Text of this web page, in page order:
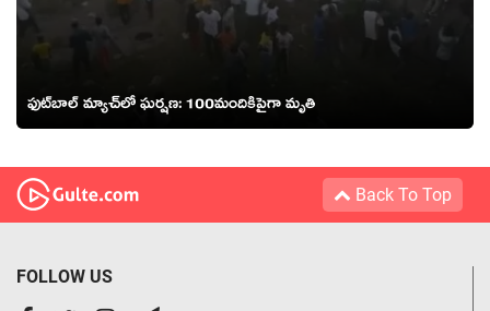
ఫుట్‌బాల్ మ్యాచ్‌లో ఘర్షణ: 100మందికిపైగా మృతి
Back To Top
FOLLOW US